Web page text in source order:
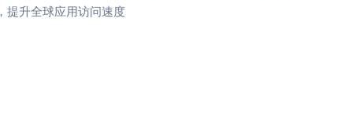
提升全球应用访问速度